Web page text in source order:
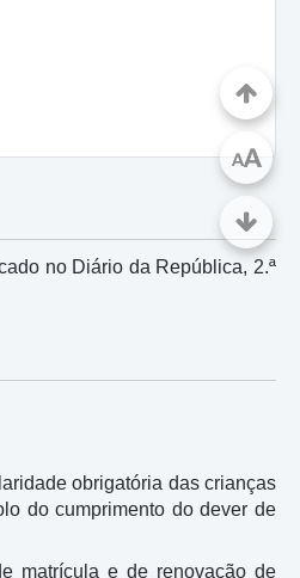
no Diário da República, 2.ª
obrigatória das crianças
do cumprimento do dever de
matrícula e de renovação de
AA